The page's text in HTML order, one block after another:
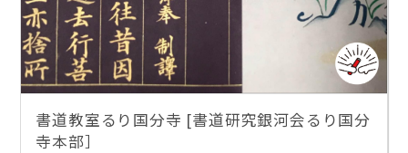
書道教室るり国分寺 [書道研究銀河会るり国分
寺本部］